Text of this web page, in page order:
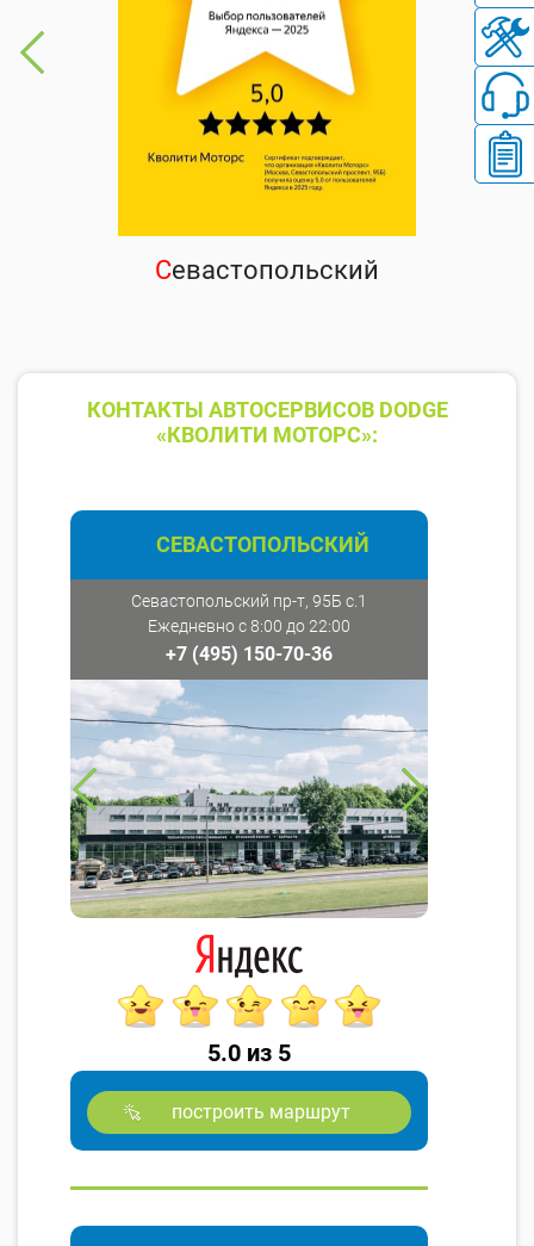
Севастопольский
КОНТАКТЫ АВТОСЕРВИСОВ DODGE
«КВОЛИТИ МОТОРС»:
СЕВАСТОПОЛЬСКИЙ
Севастопольский пр-т, 95Б с.1
Ежедневно с 8:00 до 22:00
+7 (495) 150-70-36
5.0 из 5
построить маршрут